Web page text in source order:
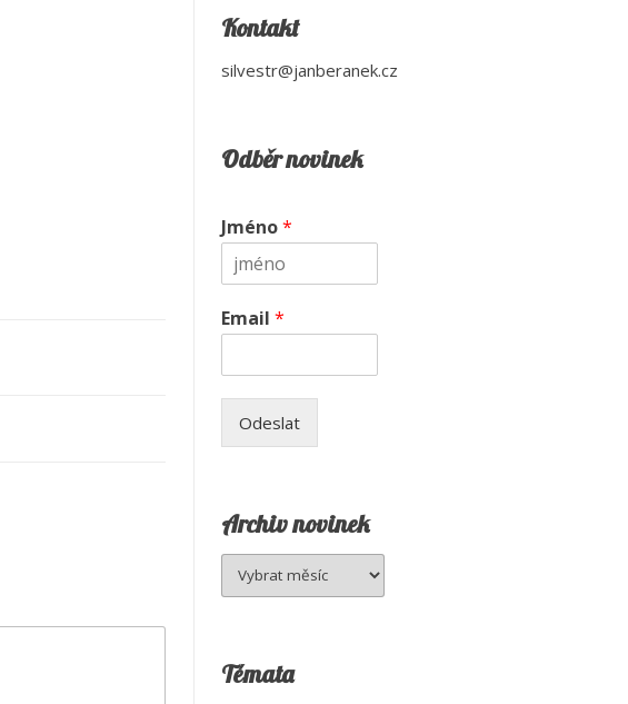
Kontakt
silvestr@janberanek.cz
Odběr novinek
Jméno*
Email*
Odeslat
Archiv novinek
Archiv
novinek
Témata